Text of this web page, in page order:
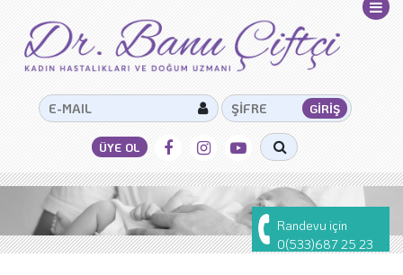
Randevu için
0(533)687 25 23